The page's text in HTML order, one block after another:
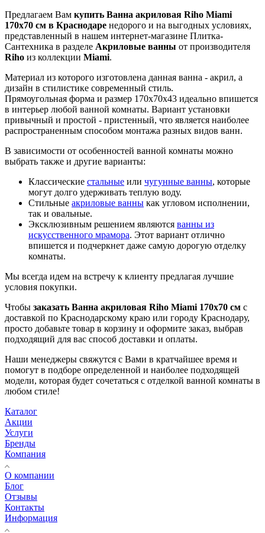
Предлагаем Вам купить Ванна акриловая Riho Miami
170x70 см в Краснодаре недорого и на выгодных условиях,
представленный в нашем интернет-магазине Плитка-
Сантехника в разделе Акриловые ванны от производителя
Riho из коллекции Miami.
Материал из которого изготовлена данная ванна - акрил, а
дизайн в стилистике современный стиль.
Прямоугольная форма и размер 170x70x43 идеально впишется
в интерьер любой ванной комнаты. Вариант установки
привычный и простой - пристенный, что является наиболее
распространенным способом монтажа разных видов ванн.
В зависимости от особенностей ванной комнаты можно
выбрать также и другие варианты:
Классические стальные или чугунные ванны, которые
могут долго удерживать теплую воду.
Стильные акриловые ванны как угловом исполнении,
так и овальные.
Эксклюзивным решением являются ванны из
искусственного мрамора. Этот вариант отлично
впишется и подчеркнет даже самую дорогую отделку
комнаты.
Мы всегда идем на встречу к клиенту предлагая лучшие
условия покупки.
Чтобы заказать Ванна акриловая Riho Miami 170x70 см с
доставкой по Краснодарскому краю или городу Краснодару,
просто добавьте товар в корзину и оформите заказ, выбрав
подходящий для вас способ доставки и оплаты.
Наши менеджеры свяжутся с Вами в кратчайшее время и
помогут в подборе определенной и наиболее подходящей
модели, которая будет сочетаться с отделкой ванной комнаты в
любом стиле!
Каталог
Акции
Услуги
Бренды
Компания
О компании
Блог
Отзывы
Контакты
Информация